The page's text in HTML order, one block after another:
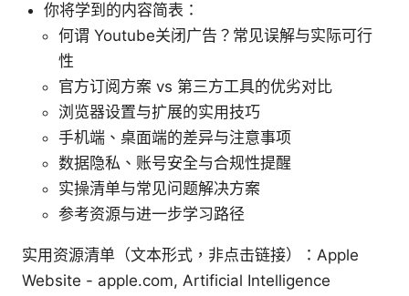
你将学到的内容简表：
何谓 Youtube关闭广告？常见误解与实际可行
性
官方订阅方案 vs 第三方工具的优劣对比
浏览器设置与扩展的实用技巧
手机端、桌面端的差异与注意事项
数据隐私、账号安全与合规性提醒
实操清单与常见问题解决方案
参考资源与进一步学习路径
实用资源清单（文本形式，非点击链接）：Apple
Website - apple.com, Artificial Intelligence